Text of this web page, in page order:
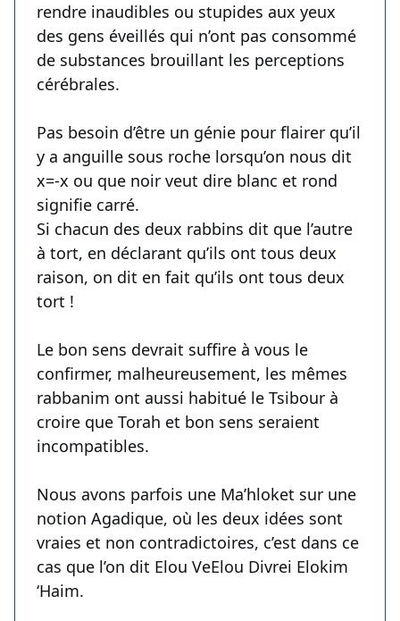
rendre inaudibles ou stupides aux yeux
des gens éveillés qui n’ont pas consommé
de substances brouillant les perceptions
cérébrales.
Pas besoin d’être un génie pour flairer qu’il
y a anguille sous roche lorsqu’on nous dit
x=-x ou que noir veut dire blanc et rond
signifie carré.
Si chacun des deux rabbins dit que l’autre
à tort, en déclarant qu’ils ont tous deux
raison, on dit en fait qu’ils ont tous deux
tort !
Le bon sens devrait suffire à vous le
confirmer, malheureusement, les mêmes
rabbanim ont aussi habitué le Tsibour à
croire que Torah et bon sens seraient
incompatibles.
Nous avons parfois une Ma’hloket sur une
notion Agadique, où les deux idées sont
vraies et non contradictoires, c’est dans ce
cas que l’on dit Elou VeElou Divrei Elokim
‘Haim.